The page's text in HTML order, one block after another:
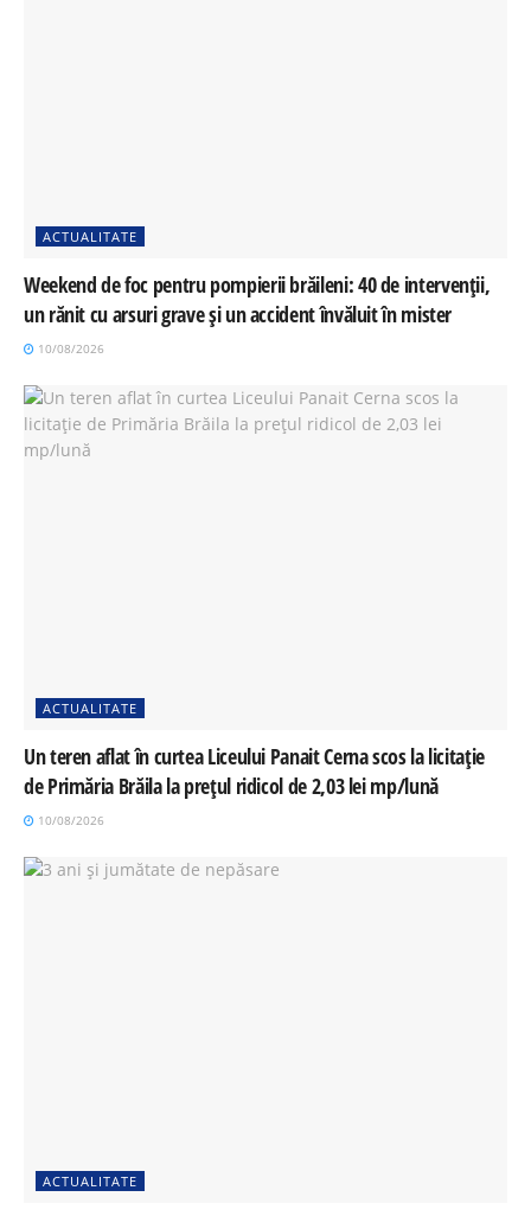
ACTUALITATE
Weekend de foc pentru pompierii brăileni: 40 de intervenții,
un rănit cu arsuri grave și un accident învăluit în mister
10/08/2026
ACTUALITATE
Un teren aflat în curtea Liceului Panait Cerna scos la licitație
de Primăria Brăila la prețul ridicol de 2,03 lei mp/lună
10/08/2026
ACTUALITATE